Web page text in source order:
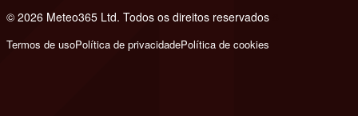
© 2026 Meteo365 Ltd. Todos os direitos reservados
Termos de usoPolítica de privacidadePolítica de cookies